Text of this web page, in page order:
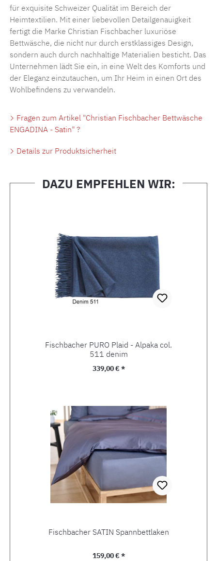
für exquisite Schweizer Qualität im Bereich der
Heimtextilien. Mit einer liebevollen Detailgenauigkeit
fertigt die Marke Christian Fischbacher luxuriöse
Bettwäsche, die nicht nur durch erstklassiges Design,
sondern auch durch nachhaltige Materialien besticht. Das
Unternehmen lädt Sie ein, in eine Welt des Komforts und
der Eleganz einzutauchen, um Ihr Heim in einen Ort des
Wohlbefindens zu verwandeln.
Fragen zum Artikel "Christian Fischbacher Bettwäsche
ENGADINA - Satin" ?
Details zur Produktsicherheit
DAZU EMPFEHLEN WIR:
Fischbacher PURO Plaid - Alpaka col.
511 denim
Regulärer Preis:
339,00 € *
Fischbacher SATIN Spannbettlaken
Regulärer Preis:
159,00 € *